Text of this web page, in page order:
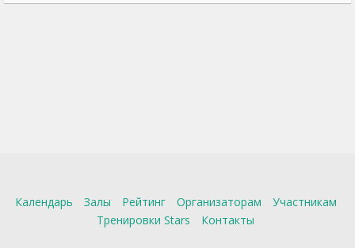
Календарь Залы Рейтинг Организаторам
Участникам
Тренировки Stars
Контакты